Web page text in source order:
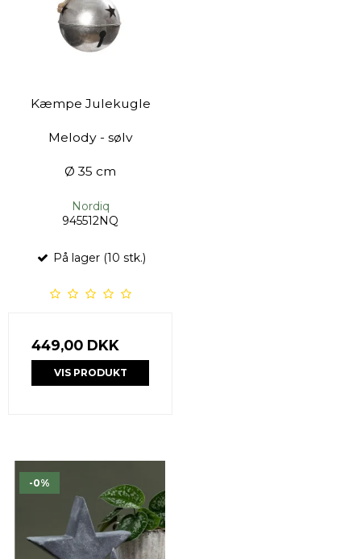
Kæmpe Julekugle
Melody - sølv
Ø 35 cm
Nordiq
945512NQ
På lager (10 stk.)
449,00 DKK
VIS PRODUKT
-0%